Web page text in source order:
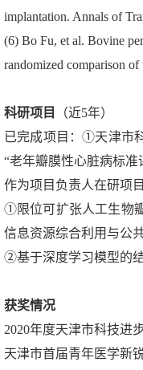
implantation. Annals of
(6) Bo Fu, et al. Bovine
randomized comparison
科研项目
（近5年）
已完成项目：①天津市
“老年瓣膜性心脏病标准
作为项目负责人在研项目
①限位可扩张人工生物
信息资源综合利用与公
②基于深度学习模型的
获奖情况
2020年度天津市科技进
天津市首届青年医学新